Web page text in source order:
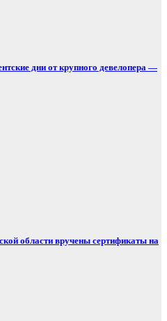
дни от крупного девелопера —
области вручены сертификаты на